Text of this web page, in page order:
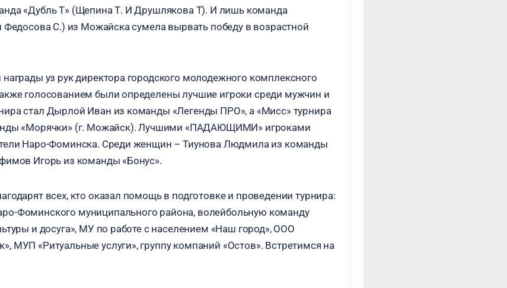
«Дубль Т» (Щепина Т. И Друшлякова Т). И лишь команда
С.) из Можайска сумела вырвать победу в возрастной
уз рук директора городского молодежного комплексного
голосованием были определены лучшие игроки среди мужчин и
стал Дырлой Иван из команды «Легенды ПРО», а «Мисс» турнира
«Морячки» (г. Можайск). Лучшими «ПАДАЮЩИМИ» игроками
Наро-Фоминска. Среди женщин – Тиунова Людмила из команды
Игорь из команды «Бонус».
всех, кто оказал помощь в подготовке и проведении турнира:
Фоминского муниципального района, волейбольную команду
и досуга», МУ по работе с населением «Наш город», ООО
МУП «Ритуальные услуги», группу компаний «Остов». Встретимся на